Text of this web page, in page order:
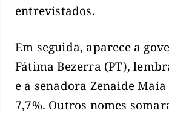
entrevistados.
Em seguida, aparece a
Fátima Bezerra (PT),
e a senadora Zenaide Maia
7,7%. Outros nomes